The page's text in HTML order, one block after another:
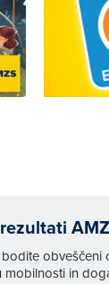
obveščeni
in